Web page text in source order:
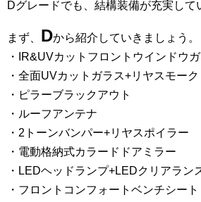
Dグレードでも、結構装備が充実して
まず、 Dから紹介していきましょう。
・IR&UVカットフロントウインドウ
・全面UVカットガラス+リヤスモー
・ピラーブラックアウト
・ルーフアンテナ
・2トーンバンパー+リヤスポイラー
・電動格納式カラードドアミラー
・LEDヘッドランプ+LEDクリアラン
・フロントコンフォートベンチシート